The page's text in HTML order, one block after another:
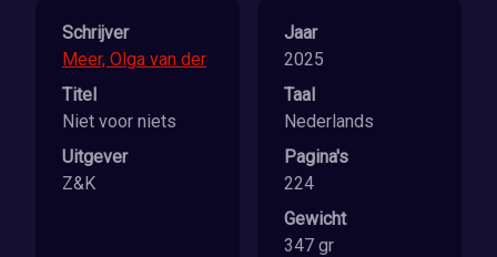
Schrijver
Meer, Olga van der
Titel
Niet voor niets
Uitgever
Z&K
Jaar
2025
Taal
Nederlands
Pagina's
224
Gewicht
347 gr